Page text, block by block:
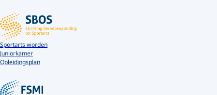
Sportarts worden
Juniorkamer
Opleidingsplan